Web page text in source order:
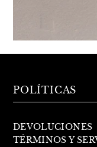
POLÍTICAS
DEVOLUCIONES
TÉRMINOS Y